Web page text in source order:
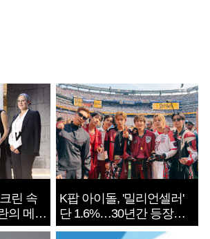
린 속
의 메시
K팝 아이돌, '밀리언셀러'
단 1.6%…30년간 등장
1182개팀 전수조사